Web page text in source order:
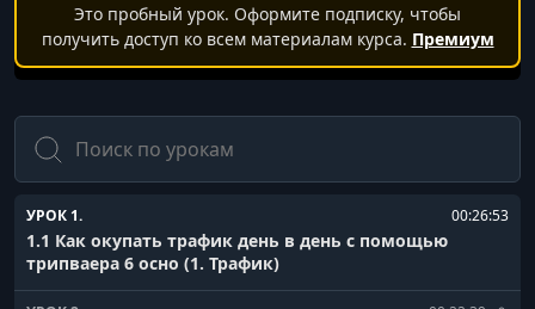
Это пробный урок. Оформите подписку, чтобы
получить доступ ко всем материалам курса. Премиум
Поиск
УРОК 1. 00:26:53
1.1 Как окупать трафик день в день с помощью
трипваера 6 осно (1. Трафик)